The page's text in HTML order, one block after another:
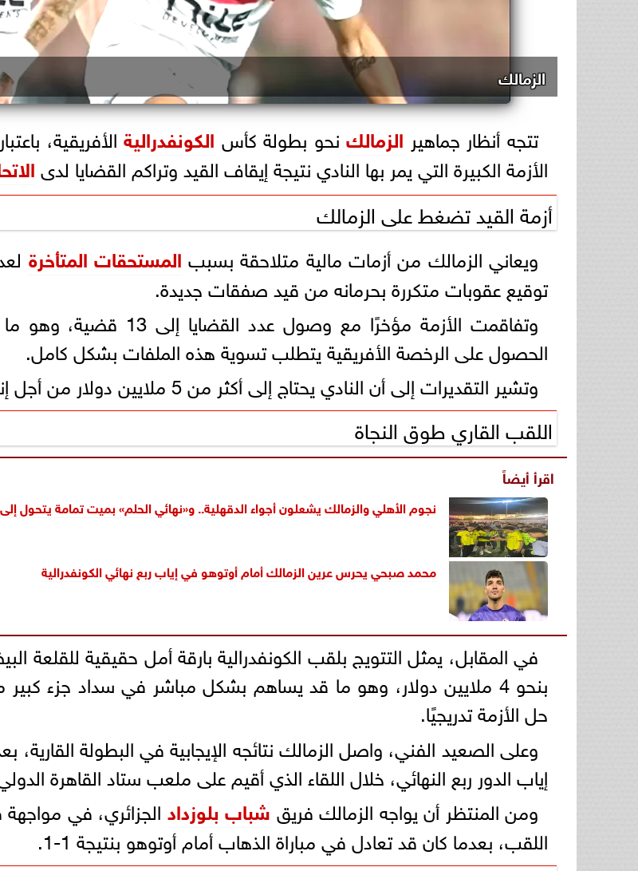
الزمالك
تتجه أنظار جماهير الزمالكنحو بطولة كأس الكونفدراليةالأفريقية،
الأزمة الكبيرة التي يمر بها النادي نتيجة إيقاف القيد وتراكم القضايا لدى
أزمة القيد تضغط على الزمالك
ويعاني الزمالك من أزمات مالية متلاحقة بسبب المستحقات المتأخرة
توقيع عقوبات متكررة بحرمانه من قيد صفقات جديدة.
وتفاقمت الأزمة مؤخرًا
الحصول على الرخصة الأفريقية يتطلب تسوية هذه الملفات بشكل كامل.
وتشير التقديرات إلى أن النادي يحتاج إلى أكثر من 5 ملايين دولار من أجل إنهاء أزمة القيد ورفع العقوبات المفروضة عليه.
اللقب القاري طوق النجاة
اقرأ أيضاً
نجوم الأهلي والزمالك يشعلون أجواء الدقهلية.. و«نهائي الحلم» بميت تمامة يتحول
محمد صبحي يحرس عرين الزمالك أمام أوتوهو في إياب ربع نهائي الكونفدرالية
في المقابل، يمثل التتويج بلقب الكونفدرالية بارقة أمل حقيقية للقلعة
بنحو 4 ملايين دولار، وهو ما قد يساهم بشكل مباشر في سداد جزء كبير
حل الأزمة تدريجيًا.
إياب الدور ربع النهائي، خلال اللقاء الذي أقيم على ملعب ستاد القاهرة
ومن المنتظر أن يواجه الزمالك فريق شباب بلوزداد الجزائري، في
اللقب، بعدما كان قد تعادل في مباراة الذهاب أمام أوتوهو بنتيجة 1-1.